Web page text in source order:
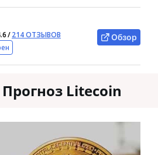
/214 ОТЗЫВОВ
Обзор
Прогноз Litecoin